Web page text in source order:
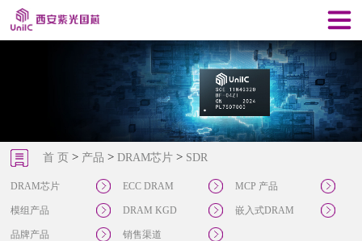
首 页> 产品 >DRAM芯片 > SDR
DRAM芯片 ECC DRAM MCP 产品
模组产品 DRAM KGD 嵌入式DRAM
品牌产品 销售渠道